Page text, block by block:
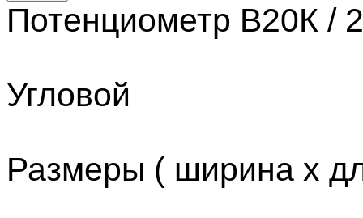
Потенциометр В20К /
Угловой
Размеры ( ширина х